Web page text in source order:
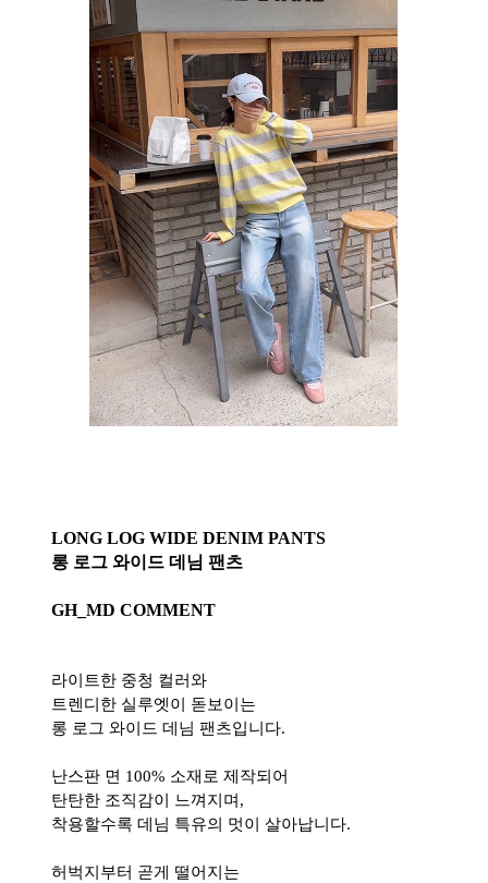
LONG LOG WIDE DENIM PANTS
롱 로그 와이드 데님 팬츠
GH_MD COMMENT
라이트한 중청 컬러와
트렌디한 실루엣이 돋보이는
롱 로그 와이드 데님 팬츠입니다.
난스판 면 100% 소재로 제작되어
탄탄한 조직감이 느껴지며,
착용할수록 데님 특유의 멋이 살아납니다.
허벅지부터 곧게 떨어지는